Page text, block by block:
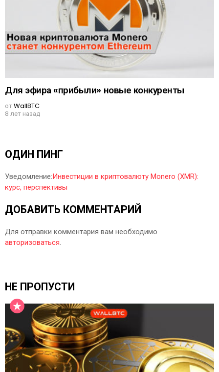
Для эфира «прибыли» новые конкуренты
отWallBTC
8 лет назад
ОДИН ПИНГ
Уведомление:Инвестиции в криптовалюту Monero (XMR):
курс, перспективы
ДОБАВИТЬ КОММЕНТАРИЙ
Для отправки комментария вам необходимо
авторизоваться.
НЕ ПРОПУСТИ